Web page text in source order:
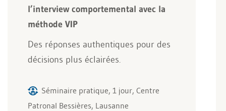
l’interview comportemental avec la
méthode VIP
Des réponses authentiques pour des
décisions plus éclairées.
Séminaire pratique, 1 jour, Centre
Patronal Bessières, Lausanne